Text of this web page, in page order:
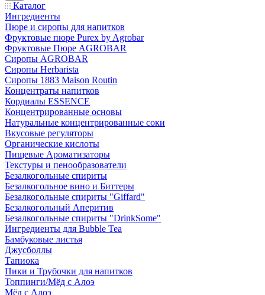
Каталог
Ингредиенты
Пюре и сиропы для напитков
Фруктовые пюре Purex by Agrobar
Фруктовые Пюре AGROBAR
Сиропы AGROBAR
Сиропы Herbarista
Сиропы 1883 Maison Routin
Концентраты напитков
Кордиалы ESSENCE
Концентрированные основы
Натуральные концентрированные соки
Вкусовые регуляторы
Органические кислоты
Пищевые Ароматизаторы
Текстуры и пенообразователи
Безалкогольные спириты
Безалкогольное вино и Биттеры
Безалкогольные спириты "Giffard"
Безалкогольный Аперитив
Безалкогольные спириты "DrinkSome"
Ингредиенты для Bubble Tea
Бамбуковые листья
Джусболлы
Тапиока
Пики и Трубочки для напитков
Топпинги/Мёд с Алоэ
Мёд с Алоэ